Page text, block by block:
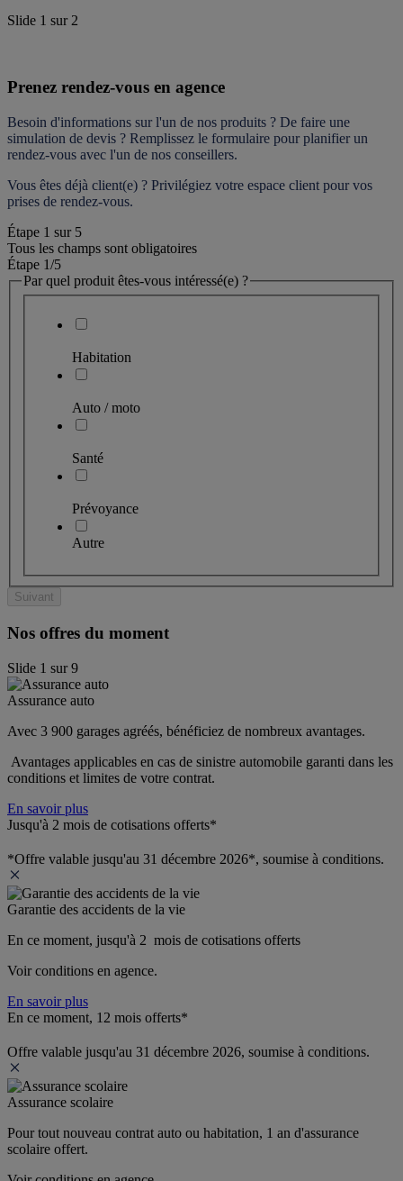
Slide 1 sur 2
Prenez rendez-vous en agence
Besoin d'informations sur l'un de nos produits ? De faire une
simulation de devis ? Remplissez le formulaire pour planifier un
rendez-vous avec l'un de nos conseillers.
Vous êtes déjà client(e) ? Privilégiez votre espace client pour vos
prises de rendez-vous.
Étape 1 sur 5
Tous les champs sont obligatoires
Étape 1/5
Par quel produit êtes-vous intéressé(e) ?
Habitation
Auto / moto
Santé
Prévoyance
Autre
Suivant
Nos offres du moment
Slide 1 sur9
Assurance auto
Avec 3 900 garages agréés, bénéficiez de nombreux avantages.
Avantages applicables en cas de sinistre automobile garanti dans les
conditions et limites de votre contrat.
En savoir plus
Jusqu'à 2 mois de cotisations offerts*
*Offre valable jusqu'au 31 décembre 2026*, soumise à conditions.
Garantie des accidents de la vie
En ce moment, jusqu'à 2  mois de cotisations offerts
Voir conditions en agence.
En savoir plus
En ce moment, 12 mois offerts*
Offre valable jusqu'au 31 décembre 2026, soumise à conditions.
Assurance scolaire
Pour tout nouveau contrat auto ou habitation, 1 an d'assurance
scolaire offert.